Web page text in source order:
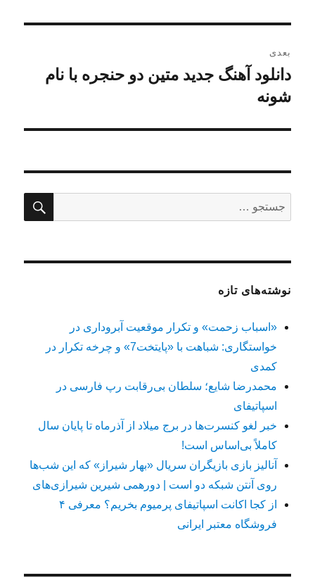
بعدی
نوشته
بعدی:
دانلود آهنگ جدید متین دو حنجره با نام
شونه
برای:
نوشته‌های تازه
«اسباب زحمت» و تکرار موقعیت آبروداری در
خواستگاری: شباهت با «پایتخت7» و چرخه تکرار در
کمدی
محمدرضا شایع؛ سلطان بی‌رقابت رپ فارسی در
اسپاتیفای
خبر لغو کنسرت‌ها در برج میلاد از آذرماه تا پایان سال
کاملاً بی‌اساس است!
آنالیز بازی بازیگران سریال «بهار شیراز» که این شب‌ها
روی آنتن شبکه دو است | دورهمی شیرین شیرازی‌های
از کجا اکانت اسپاتیفای پرمیوم بخریم؟ معرفی ۴
فروشگاه معتبر ایرانی